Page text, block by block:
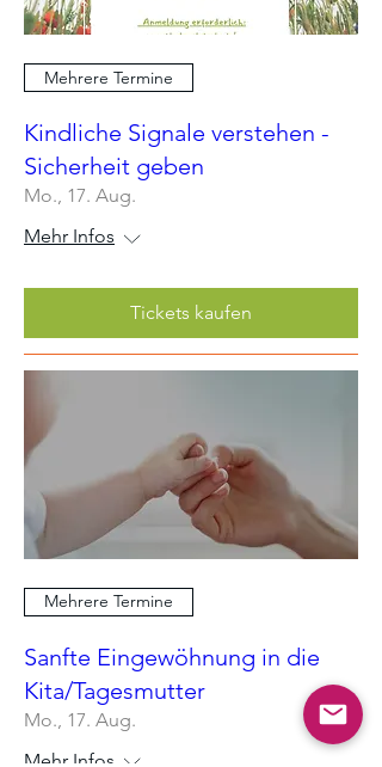
Mehrere Termine
Kindliche Signale verstehen -
Sicherheit geben
Mo., 17. Aug.
Mehr Infos
Tickets kaufen
Mehrere Termine
Sanfte Eingewöhnung in die
Kita/Tagesmutter
Mo., 17. Aug.
Mehr Infos